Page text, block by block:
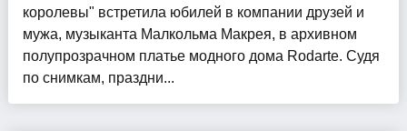
королевы" встретила юбилей в компании друзей и
мужа, музыканта Малкольма Макрея, в архивном
полупрозрачном платье модного дома Rodarte. Судя
по снимкам, праздни...